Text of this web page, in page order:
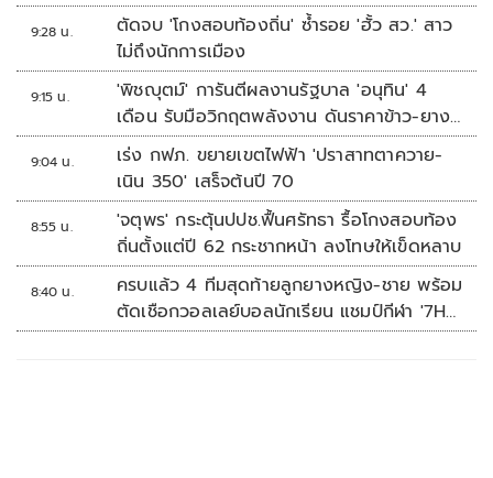
9:28 น.
ตัดจบ 'โกงสอบท้องถิ่น' ซ้ำรอย 'ฮั้ว สว.' สาว
ไม่ถึงนักการเมือง
9:15 น.
'พิชญุตม์' การันตีผลงานรัฐบาล 'อนุทิน' 4
เดือน รับมือวิกฤตพลังงาน ดันราคาข้าว-ยาง-
ปาล์ม พุ่งต่อเนื่อง พร้อมอัดมาตรการช่วยลด
ต้นทุน-ขยายตลาดโลก
9:04 น.
เร่ง กฟภ. ขยายเขตไฟฟ้า 'ปราสาทตาควาย-
เนิน 350' เสร็จต้นปี 70
8:55 น.
'จตุพร' กระตุ้นปปช.ฟื้นศรัทธา รื้อโกงสอบท้อง
ถิ่นตั้งแต่ปี 62 กระชากหน้า ลงโทษให้เข็ดหลาบ
8:40 น.
ครบแล้ว 4 ทีมสุดท้ายลูกยางหญิง-ชาย พร้อม
ตัดเชือกวอลเลย์บอลนักเรียน แชมป์กีฬา '7HD
2026'